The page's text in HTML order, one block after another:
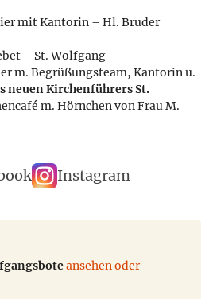
mit Kantorin – Hl. Bruder
– St. Wolfgang
m. Begrüßungsteam, Kantorin u.
neuen Kirchenführers St.
m. Hörnchen von Frau M.
Instagram
ansehen oder